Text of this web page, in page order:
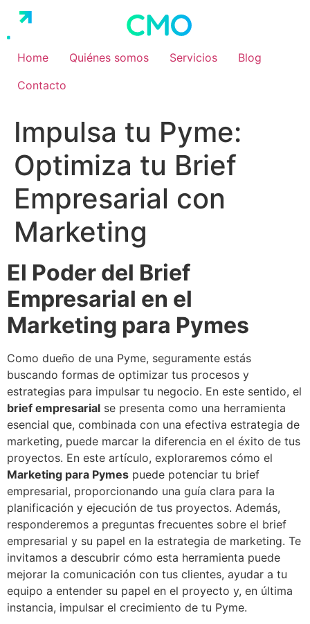
contenido
Home
Quiénes somos Servicios
Blog
Contacto
Impulsa tu Pyme:
Optimiza tu Brief
Empresarial con
Marketing
El Poder del Brief
Empresarial en el
Marketing para Pymes
Como dueño de una Pyme, seguramente estás
buscando formas de optimizar tus procesos y
estrategias para impulsar tu negocio. En este sentido, el
brief empresarial se presenta como una herramienta
esencial que, combinada con una efectiva estrategia de
marketing, puede marcar la diferencia en el éxito de tus
proyectos. En este artículo, exploraremos cómo el
Marketing para Pymes puede potenciar tu brief
empresarial, proporcionando una guía clara para la
planificación y ejecución de tus proyectos. Además,
responderemos a preguntas frecuentes sobre el brief
empresarial y su papel en la estrategia de marketing. Te
invitamos a descubrir cómo esta herramienta puede
mejorar la comunicación con tus clientes, ayudar a tu
equipo a entender su papel en el proyecto y, en última
instancia, impulsar el crecimiento de tu Pyme.